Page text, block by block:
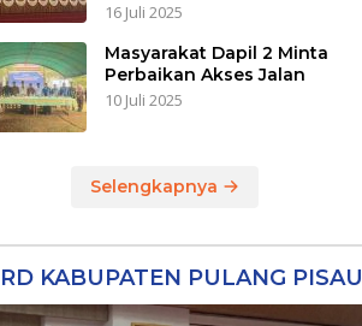
16 Juli 2025
Masyarakat Dapil 2 Minta
Perbaikan Akses Jalan
10 Juli 2025
Selengkapnya
KABUPATEN PULANG PISAU